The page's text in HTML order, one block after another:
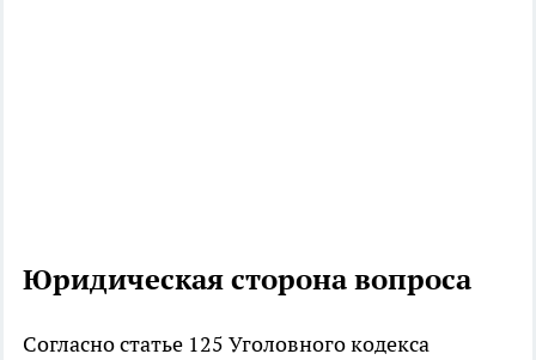
Юридическая сторона вопроса
Согласно статье 125 Уголовного кодекса